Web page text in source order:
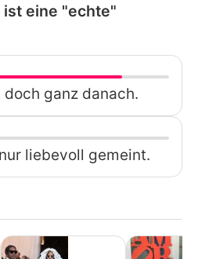
eine "echte"
ganz danach.
liebevoll gemeint.